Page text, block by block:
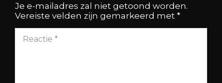
Je e-mailadres zal niet getoond worden.
Vereiste velden zijn gemarkeerd met *